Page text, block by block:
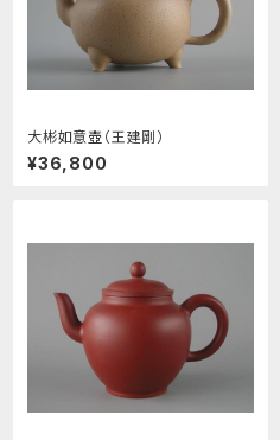
大彬如意壺（王建剛）
¥36,800